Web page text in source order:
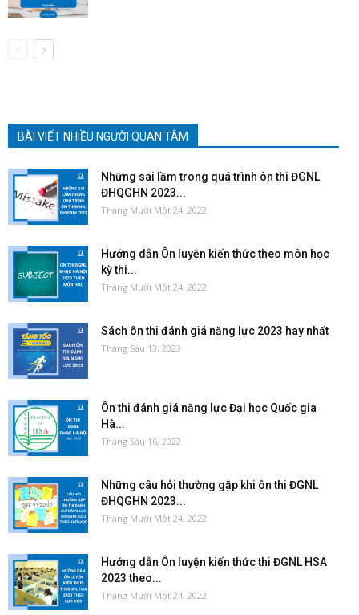
BÀI VIẾT NHIỀU NGƯỜI QUAN TÂM
Những sai lầm trong quá trình ôn thi ĐGNL
ĐHQGHN 2023...
Tháng Mười Một 24, 2022
Hướng dẫn Ôn luyện kiến thức theo môn học
kỳ thi...
Tháng Mười Một 24, 2022
Sách ôn thi đánh giá năng lực 2023 hay nhất
Tháng Sáu 13, 2023
Ôn thi đánh giá năng lực Đại học Quốc gia
Hà...
Tháng Sáu 16, 2022
Những câu hỏi thường gặp khi ôn thi ĐGNL
ĐHQGHN 2023...
Tháng Mười Một 24, 2022
Hướng dẫn Ôn luyện kiến thức thi ĐGNL HSA
2023 theo...
Tháng Mười Một 24, 2022